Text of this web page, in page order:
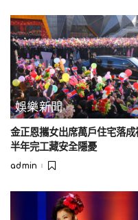
《BBC》報導也援引波蘭外
Sikorski）的說法，他說，
波蘭士兵之一，並表示：
役。」
加拿大國防部長大衛・麥金
而是因為這是正確的事。」
哈省領導盟軍行動時「付出
娛樂新聞
金正恩攜女出席萬戶住宅落成
半年完工藏安全隱憂
Posted
admin